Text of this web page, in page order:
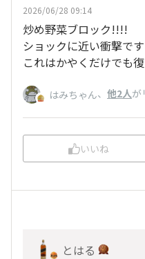
2026/06/28 09:14
炒め野菜ブロック!!!!
ショックに近い衝撃で
これはかやくだけでも
はみちゃん、 他2人が
いいね
とはる